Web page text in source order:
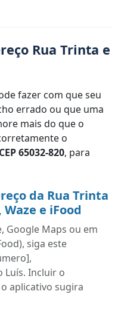
Rua Trinta e
fazer com que seu
errado ou que uma
mais do que o
o
CEP 65032-820, para
da Rua Trinta
e iFood
Google Maps ou em
siga este
Luís. Incluir o
aplicativo sugira